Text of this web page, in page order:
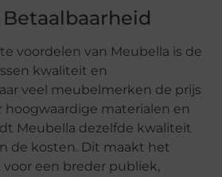
voordelen van Meubella is de
kwaliteit en
veel meubelmerken de prijs
hoogwaardige materialen en
Meubella dezelfde kwaliteit
de kosten. Dit maakt het
een breder publiek,